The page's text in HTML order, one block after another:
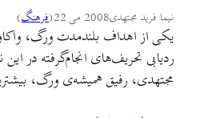
نیما فرید مجتهدی2008 می 22 (فرهنگ)
يکی از اهداف بلندمدت ورگ،
رديابی تحريف‌های انجام‌گرفته در
مجتهدی، رفيق هميشه‌ی ورگ،